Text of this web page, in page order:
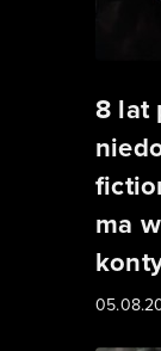
8 lat
ma